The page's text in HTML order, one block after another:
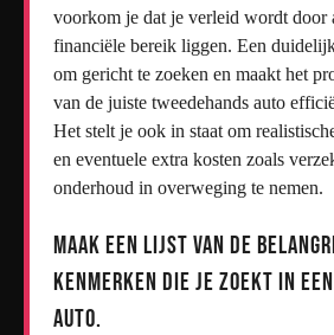
voorkom je dat je verleid wordt door
financiële bereik liggen. Een
om gericht te zoeken en maakt het
van de juiste tweedehands auto
Het stelt je ook in staat om
en eventuele extra kosten zoals
onderhoud in overweging te nemen.
Maak een lijst van de
kenmerken die je zoekt in
auto.